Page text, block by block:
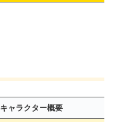
キャラクター概要